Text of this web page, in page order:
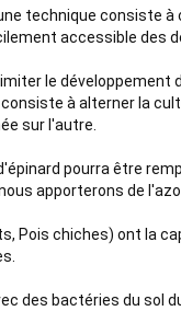
technique consiste
accessible des
le
à alterner la
sur l'autre.
pourra être
apporterons de
Pois chiches) ont la
des bactéries du sol